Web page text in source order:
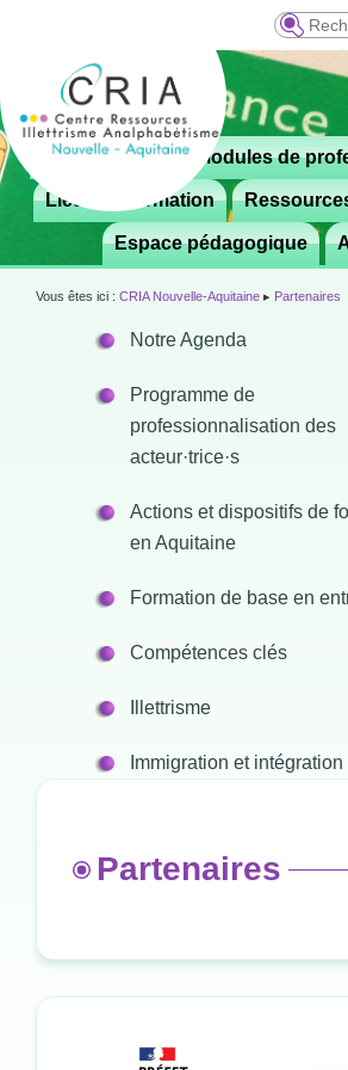
Recherche
Menu
principal
Aller
 Le CRIA Modules de
Lieux de formation
Espace pédagogique
Vous êtes ici : CRIA Nouvelle-Aquitaine ▸ Partenaires
Notre Agenda
Programme de
professionnalisation des
acteur·trice·s
Actions et dispositifs de
en Aquitaine
Formation de base en
Compétences clés
Illettrisme
Immigration et intégration
Partenaires